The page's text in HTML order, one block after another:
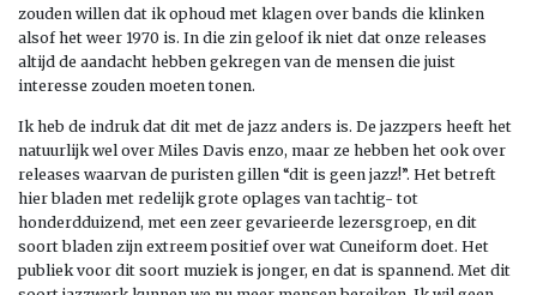
zouden willen dat ik ophoud met klagen over bands die klinken
alsof het weer 1970 is. In die zin geloof ik niet dat onze releases
altijd de aandacht hebben gekregen van de mensen die juist
interesse zouden moeten tonen.
Ik heb de indruk dat dit met de jazz anders is. De jazzpers heeft het
natuurlijk wel over Miles Davis enzo, maar ze hebben het ook over
releases waarvan de puristen gillen “dit is geen jazz!”. Het betreft
hier bladen met redelijk grote oplages van tachtig- tot
honderdduizend, met een zeer gevarieerde lezersgroep, en dit
soort bladen zijn extreem positief over wat Cuneiform doet. Het
publiek voor dit soort muziek is jonger, en dat is spannend. Met dit